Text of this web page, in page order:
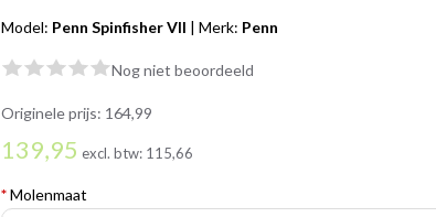
Model: Penn Spinfisher VII |Merk: Penn
Nog niet beoordeeld
Originele prijs: 164,99
139,95 excl. btw: 115,66
*Molenmaat